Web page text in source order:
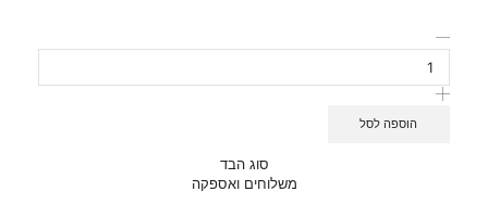
הוספה לסל
סוג הבד
משלוחים ואספקה